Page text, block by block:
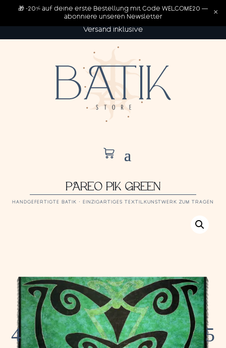
Versand inklusive
PAREO PIK GREEN
HANDGEFERTIGTE BATIK · EINZIGARTIGES TEXTILKUNSTWERK ZUM TRAGEN
🎁 -20% auf deine erste Bestellung mit Code WELCOME20 —
abonniere unseren Newsletter
×